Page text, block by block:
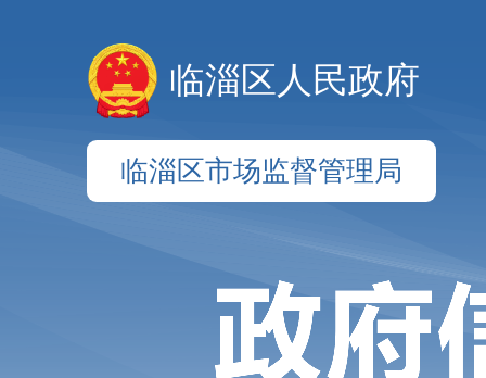
临淄区人民政府
临淄区市场监督管理局